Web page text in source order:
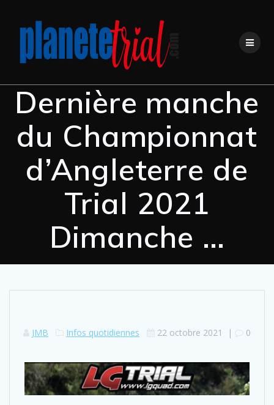
Dernière manche
du Championnat
d’Angleterre de
Trial 2021
Dimanche …
JMB Infos quotidiennes 22 octobre 2021 | 0